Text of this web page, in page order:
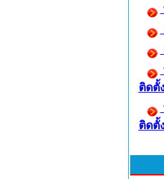
ติดตั้
ติดตั้